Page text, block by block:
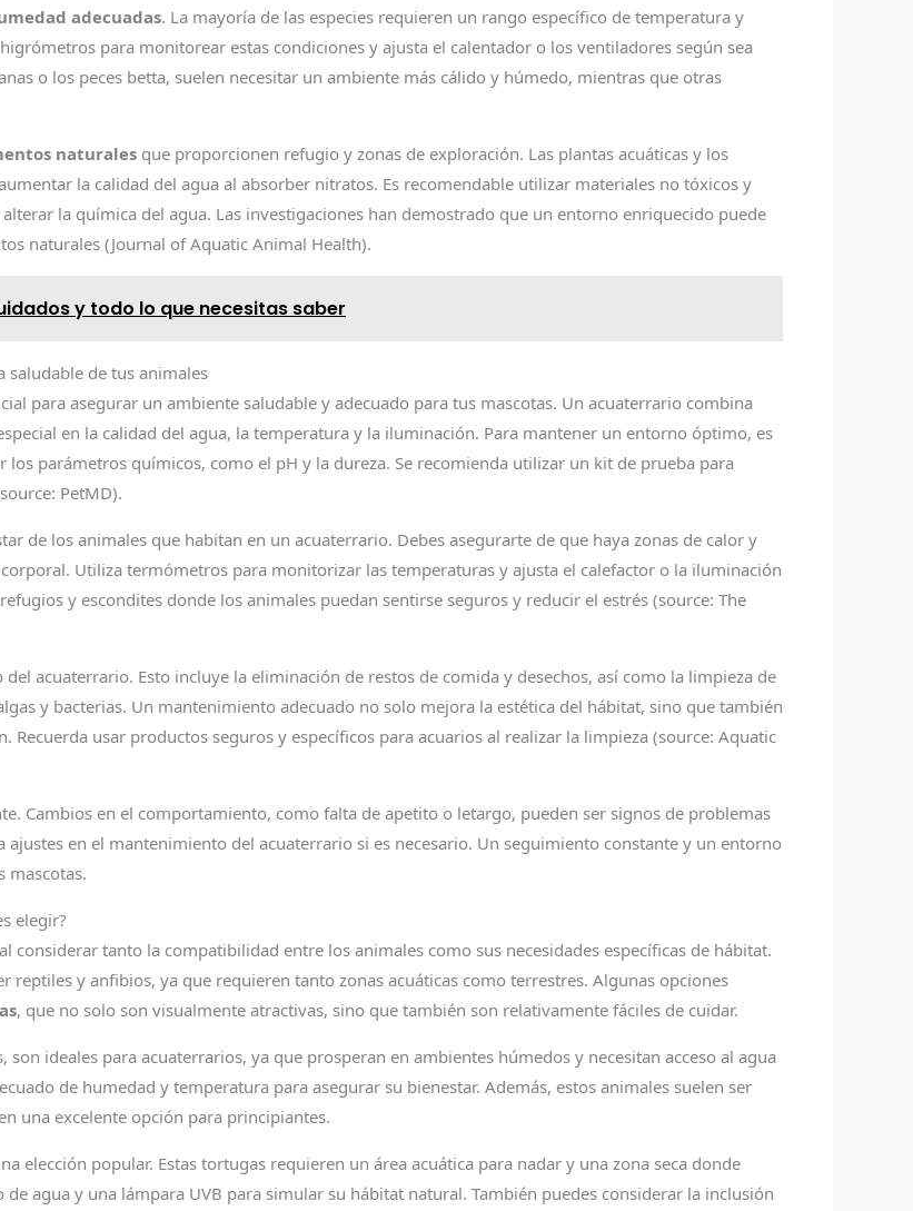
adecuadas. La mayoría de las especies requieren un rango específico de temperatura y
para monitorear estas condiciones y ajusta el calentador o los ventiladores según sea
o los peces betta, suelen necesitar un ambiente más cálido y húmedo, mientras que otras
naturales que proporcionen refugio y zonas de exploración. Las plantas acuáticas y los
la calidad del agua al absorber nitratos. Es recomendable utilizar materiales no tóxicos y
la química del agua. Las investigaciones han demostrado que un entorno enriquecido puede
naturales (Journal of Aquatic Animal Health).
y todo lo que necesitas saber
saludable de tus animales
para asegurar un ambiente saludable y adecuado para tus mascotas. Un acuaterrario combina
en la calidad del agua, la temperatura y la iluminación. Para mantener un entorno óptimo, es
parámetros químicos, como el pH y la dureza. Se recomienda utilizar un kit de prueba para
PetMD).
de los animales que habitan en un acuaterrario. Debes asegurarte de que haya zonas de calor y
Utiliza termómetros para monitorizar las temperaturas y ajusta el calefactor o la iluminación
y escondites donde los animales puedan sentirse seguros y reducir el estrés (source: The
acuaterrario. Esto incluye la eliminación de restos de comida y desechos, así como la limpieza de
y bacterias. Un mantenimiento adecuado no solo mejora la estética del hábitat, sino que también
usar productos seguros y específicos para acuarios al realizar la limpieza (source: Aquatic
Cambios en el comportamiento, como falta de apetito o letargo, pueden ser signos de problemas
en el mantenimiento del acuaterrario si es necesario. Un seguimiento constante y un entorno
mascotas.
elegir?
considerar tanto la compatibilidad entre los animales como sus necesidades específicas de hábitat.
reptiles y anfibios, ya que requieren tanto zonas acuáticas como terrestres. Algunas opciones
, que no solo son visualmente atractivas, sino que también son relativamente fáciles de cuidar.
son ideales para acuaterrarios, ya que prosperan en ambientes húmedos y necesitan acceso al agua
de humedad y temperatura para asegurar su bienestar. Además, estos animales suelen ser
una excelente opción para principiantes.
elección popular. Estas tortugas requieren un área acuática para nadar y una zona seca donde
agua y una lámpara UVB para simular su hábitat natural. También puedes considerar la inclusión